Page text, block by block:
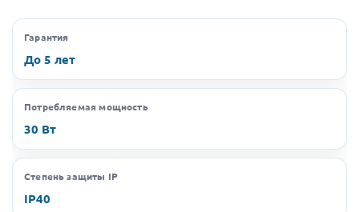
Гарантия
До 5 лет
Потребляемая мощность
30 Вт
Степень защиты IP
IP40